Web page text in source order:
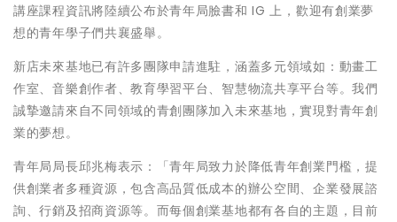
講座課程資訊將陸續公布於青年局臉書和 IG 上，歡迎有創業夢
想的青年學子們共襄盛舉。
新店未來基地已有許多團隊申請進駐，涵蓋多元領域如：動畫工
作室、音樂創作者、教育學習平台、智慧物流共享平台等。我們
誠摯邀請來自不同領域的青創團隊加入未來基地，實現對青年創
業的夢想。
青年局局長邱兆梅表示：「青年局致力於降低青年創業門檻，提
供創業者多種資源，包含高品質低成本的辦公空間、企業發展諮
詢、行銷及招商資源等。而每個創業基地都有各自的主題，目前